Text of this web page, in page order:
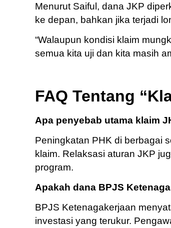
Menurut Saiful, dana JKP
ke depan, bahkan jika terjadi
“Walaupun kondisi klaim
semua kita uji dan kita masih
FAQ Tentang
Apa penyebab utama klaim
Peningkatan PHK di berbagai
klaim. Relaksasi aturan JKP
program.
Apakah dana BPJS
BPJS Ketenagakerjaan
investasi yang terukur.